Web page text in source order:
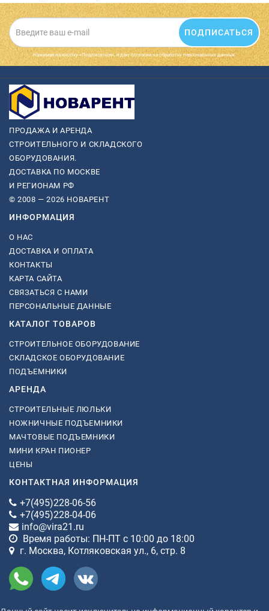
ПОДПИСАТЬСЯ
Нажимая на кнопку «Подписаться», я даю cогласие на обработку персональных данных.
ПРОДАЖА И АРЕНДА
СТРОИТЕЛЬНОГО И СКЛАДСКОГО
ОБОРУДОВАНИЯ.
ДОСТАВКА ПО МОСКВЕ
И РЕГИОНАМ РФ
© 2008 — 2026 НОВАРЕНТ
ИНФОРМАЦИЯ
О НАС
ДОСТАВКА И ОПЛАТА
КОНТАКТЫ
КАРТА САЙТА
СВЯЗАТЬСЯ С НАМИ
ПЕРСОНАЛЬНЫЕ ДАННЫЕ
КАТАЛОГ ТОВАРОВ
СТРОИТЕЛЬНОЕ ОБОРУДОВАНИЕ
СКЛАДСКОЕ ОБОРУДОВАНИЕ
ПОДЪЕМНИКИ
АРЕНДА
СТРОИТЕЛЬНЫЕ ЛЮЛЬКИ
НОЖНИЧНЫЕ ПОДЪЕМНИКИ
МАЧТОВЫЕ ПОДЪЕМНИКИ
МИНИ КРАН ПИОНЕР
ЦЕНЫ
КОНТАКТНАЯ ИНФОРМАЦИЯ
+7(495)228-06-56
+7(495)228-04-06
info@vira21.ru
Время работы: ПН-ПТ с 10:00 до 18:00
г. Москва, Котляковская ул., 6, стр. 8